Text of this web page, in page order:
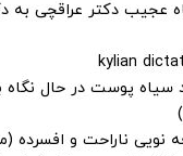
عجیب دکتر عراقچی به
نویی ناراحت و افسرده